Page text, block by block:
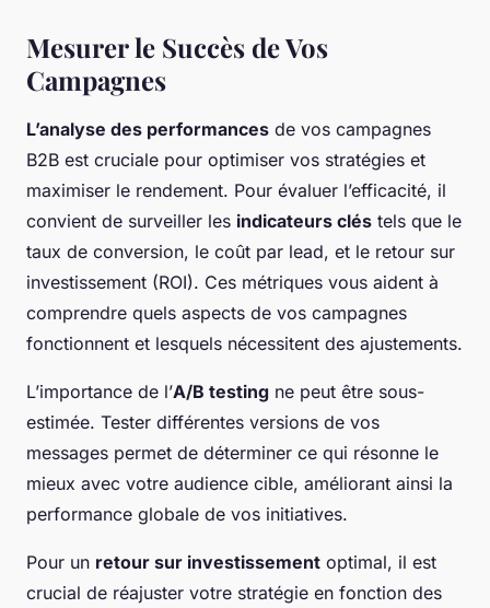
Mesurer le Succès de Vos
Campagnes
L’analyse des performances de vos campagnes
B2B est cruciale pour optimiser vos stratégies et
maximiser le rendement. Pour évaluer l’efficacité, il
convient de surveiller les indicateurs clés tels que le
taux de conversion, le coût par lead, et le retour sur
investissement (ROI). Ces métriques vous aident à
comprendre quels aspects de vos campagnes
fonctionnent et lesquels nécessitent des ajustements.
L’importance de l’A/B testing ne peut être sous-
estimée. Tester différentes versions de vos
messages permet de déterminer ce qui résonne le
mieux avec votre audience cible, améliorant ainsi la
performance globale de vos initiatives.
Pour un retour sur investissement optimal, il est
crucial de réajuster votre stratégie en fonction des